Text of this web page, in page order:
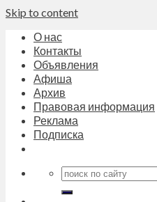
Skip to content
О нас
Контакты
Объявления
Афиша
Архив
Правовая информация
Реклама
Подписка